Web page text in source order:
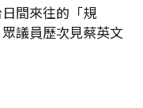
間來往的「規
議員歷次見蔡英文